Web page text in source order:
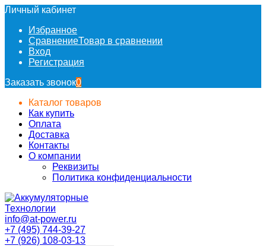
Личный кабинет
Избранное
СравнениеТовар в сравнении
Вход
Регистрация
Заказать звонок0
Каталог товаров
Как купить
Оплата
Доставка
Контакты
О компании
Реквизиты
Политика конфиденциальности
info@at-power.ru
+7 (495) 744-39-27
+7 (926) 108-03-13